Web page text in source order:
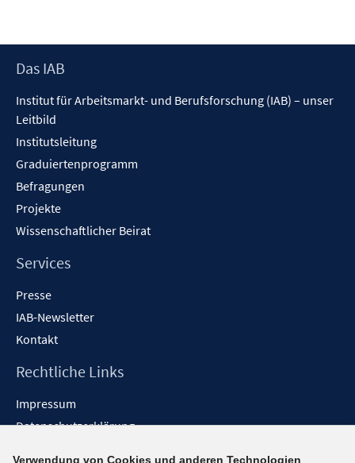
Footer
Das IAB
Institut für Arbeitsmarkt- und Berufsforschung (IAB) – unser
Leitbild
Institutsleitung
Graduiertenprogramm
Befragungen
Projekte
Wissenschaftlicher Beirat
Services
Presse
IAB-Newsletter
Kontakt
Rechtliche Links
Impressum
Datenschutzerklärung
Verwendung von Cookies und anderen Technologien